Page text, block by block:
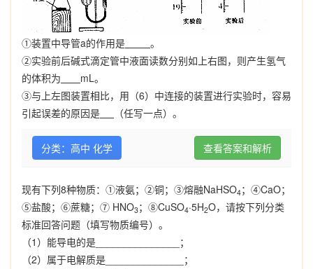
①装置中导管a的作用是
。
②实验前后碱式滴定管中液面读数分别如上右图，则产生氢气
的体积为
mL。
③与上左图装置相比，用（6）中连接的装置进行实验时，容易
引起误差的原因是
（任写一点）。
分类：高中 化学 查看答案和解析
现有下列8种物质： ①液氨； ②铜； ③熔融NaHSO4； ④CaO；
⑤盐酸； ⑥蔗糖； ⑦ HNO3； ⑧CuSO4·5H2O，请按下列分类
标准回答问题（填写物质编号）。
（1 ）能导电的是
；
（2）属于电解质是
；